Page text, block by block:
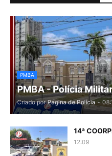
PMBA
PMBA - Polícia
Criado por Pagina de Polícia -
14ª
12:09